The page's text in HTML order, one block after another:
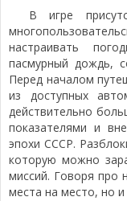
В игре
настраивать
пасмурный дождь,
Перед началом
из доступных
действительно
показателями и
эпохи СССР.
которую можно
миссий. Говоря про
места на место, но и